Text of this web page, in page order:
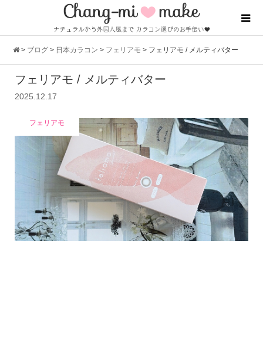
> ブログ > 日本カラコン > フェリアモ > フェリアモ / メルティバター
フェリアモ / メルティバター
2025.12.17
フェリアモ